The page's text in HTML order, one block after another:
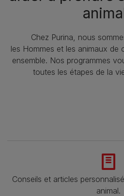
Chez Purina, nous
les Hommes et les animaux de
ensemble. Nos programmes
toutes les étapes de la
Conseils et articles
animal​.